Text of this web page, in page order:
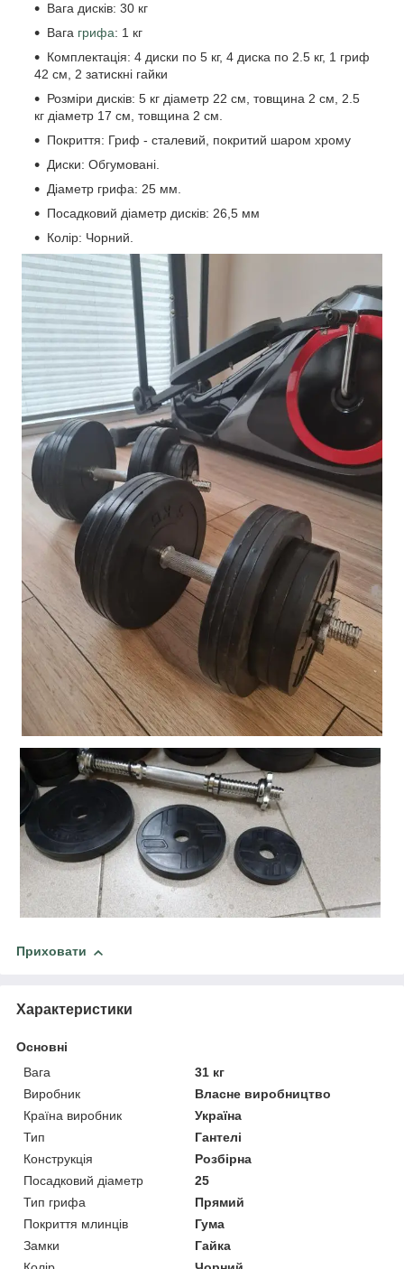
Вага дисків: 30 кг
Вага грифа: 1 кг
Комплектація: 4 диски по 5 кг, 4 диска по 2.5 кг, 1 гриф
42 см, 2 затискні гайки
Розміри дисків: 5 кг діаметр 22 см, товщина 2 см, 2.5
кг діаметр 17 см, товщина 2 см.
Покриття: Гриф - сталевий, покритий шаром хрому
Диски: Обгумовані.
Діаметр грифа: 25 мм.
Посадковий діаметр дисків: 26,5 мм
Колір: Чорний.
Приховати
Характеристики
Основні
Вага
31 кг
Виробник
Власне виробництво
Країна виробник
Україна
Тип
Гантелі
Конструкція
Розбірна
Посадковий діаметр
25
Тип грифа
Прямий
Покриття млинців
Гума
Замки
Гайка